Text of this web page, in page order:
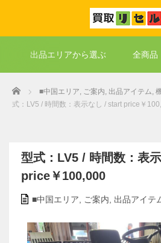
出品エリアから選ぶ 全商品
Home ■中国エリア, ご案内, 出品アイテム,
式：LV5 / 時間数：表示なし / start price￥
型式：LV5 / 時間数：表
price￥100,000
■中国エリア ご案内 出品アイテ